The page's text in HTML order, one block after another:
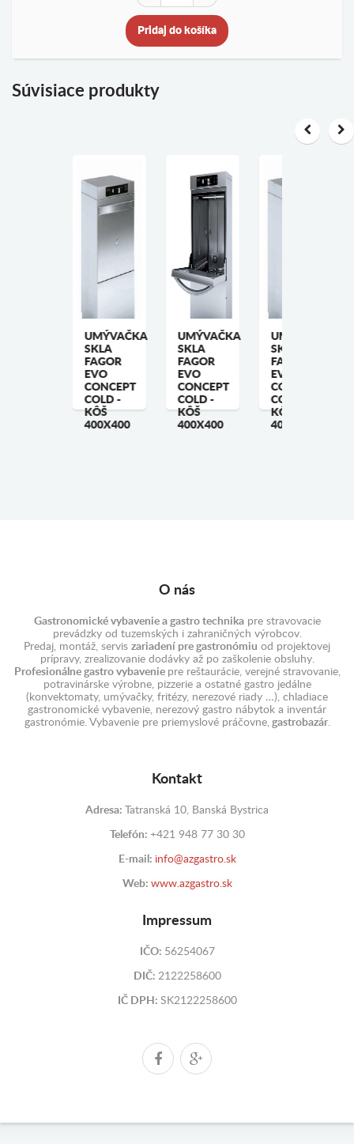
Pridaj do košíka
Súvisiace produkty
UMÝVAČKA
SKLA
FAGOR
EVO
CONCEPT
COLD -
KÔŠ
400X400
UMÝVAČKA
SKLA
FAGOR
EVO
CONCEPT
COLD -
KÔŠ
400X400
UMÝVAČKA
SKLA
FAGOR
EVO
CONCEPT
COLD -
KÔŠ
400X400
O nás
Gastronomické vybavenie a gastro technikapre stravovacie
prevádzky od tuzemských i zahraničných výrobcov.
Predaj, montáž, servis zariadení pre gastronómiu od projektovej
prípravy, zrealizovanie dodávky až po zaškolenie obsluhy.
Profesionálne gastro vybavenie pre reštaurácie, verejné stravovanie,
potravinárske výrobne, pizzerie a ostatné gastro jedálne
(konvektomaty, umývačky, fritézy, nerezové riady …), chladiace
gastronomické vybavenie, nerezový gastro nábytok a inventár
gastronómie. Vybavenie pre priemyslové práčovne,gastrobazár.
Kontakt
Adresa: Tatranská 10, Banská Bystrica
Telefón: +421 948 77 30 30
E-mail: info@azgastro.sk
Web: www.azgastro.sk
Impressum
IČO: 56254067
DIČ: 2122258600
IČ DPH: SK2122258600